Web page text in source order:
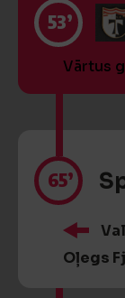
53’
Vārtus
65’
Oļegs